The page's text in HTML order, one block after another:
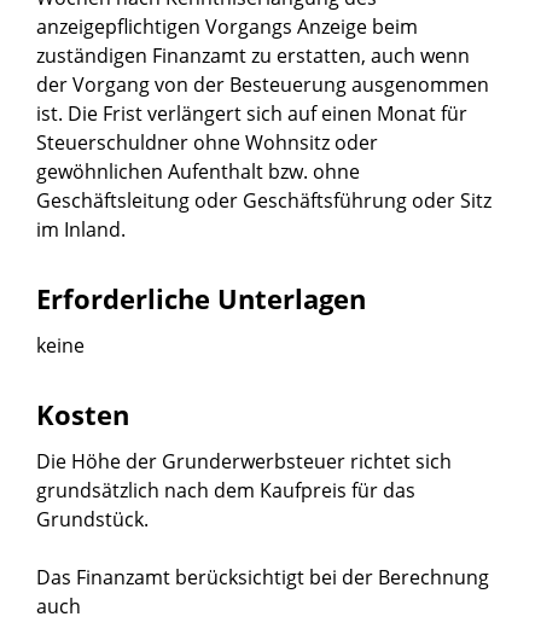
anzeigepflichtigen Vorgangs Anzeige beim
zuständigen Finanzamt zu erstatten, auch wenn
der Vorgang von der Besteuerung ausgenommen
ist. Die Frist verlängert sich auf einen Monat für
Steuerschuldner ohne Wohnsitz oder
gewöhnlichen Aufenthalt bzw. ohne
Geschäftsleitung oder Geschäftsführung oder Sitz
im Inland.
Erforderliche Unterlagen
keine
Kosten
Die Höhe der Grunderwerbsteuer richtet sich
grundsätzlich nach dem Kaufpreis für das
Grundstück.
Das Finanzamt berücksichtigt bei der Berechnung
auch